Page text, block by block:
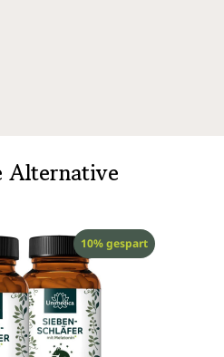
Alternative
Rabatt
10% gespart